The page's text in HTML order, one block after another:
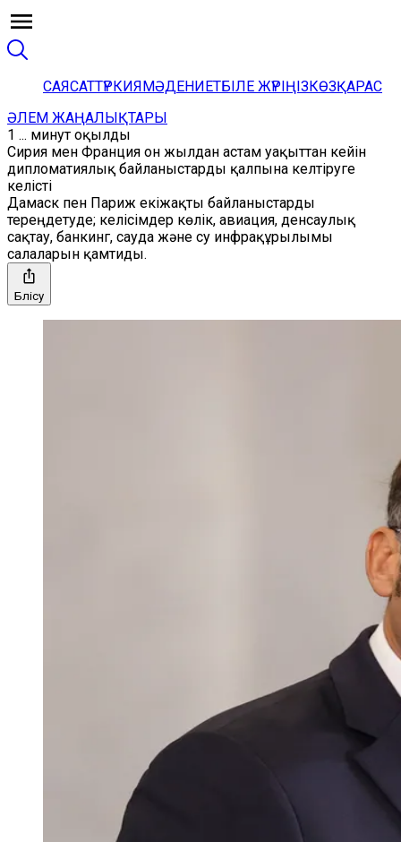
САЯСАТТҮРКИЯМӘДЕНИЕТБІЛЕ ЖҮРІҢІЗКӨЗҚАРАС
ӘЛЕМ ЖАҢАЛЫҚТАРЫ
1 ... минут оқылды
Сирия мен Франция он жылдан астам уақыттан кейін
дипломатиялық байланыстарды қалпына келтіруге
келісті
Дамаск пен Париж екіжақты байланыстарды
тереңдетуде; келісімдер көлік, авиация, денсаулық
сақтау, банкинг, сауда және су инфрақұрылымы
салаларын қамтиды.
Бөлісу